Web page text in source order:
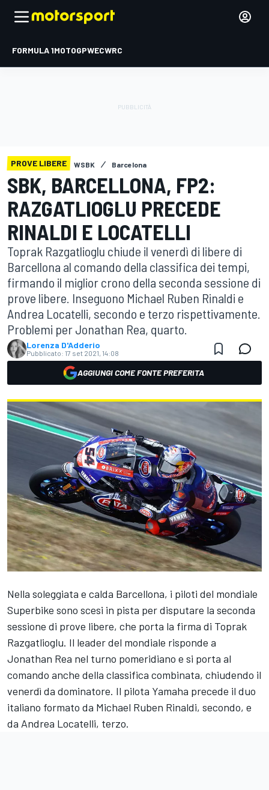
FORMULA 1MOTOGPWECWRC
PROVE LIBERE WSBK Barcelona
SBK, BARCELLONA, FP2:
RAZGATLIOGLU PRECEDE
RINALDI E LOCATELLI
Toprak Razgatlioglu chiude il venerdì di libere di
Barcellona al comando della classifica dei tempi,
firmando il miglior crono della seconda sessione di
prove libere. Inseguono Michael Ruben Rinaldi e
Andrea Locatelli, secondo e terzo rispettivamente.
Problemi per Jonathan Rea, quarto.
Lorenza D'Adderio
Pubblicato: 17 set 2021, 14:08
AGGIUNGI COME FONTE PREFERITA
Nella soleggiata e calda Barcellona, i piloti del mondiale
Superbike sono scesi in pista per disputare la seconda
sessione di prove libere, che porta la firma di Toprak
Razgatlioglu. Il leader del mondiale risponde a
Jonathan Rea nel turno pomeridiano e si porta al
comando anche della classifica combinata, chiudendo il
venerdì da dominatore. Il pilota Yamaha precede il duo
italiano formato da Michael Ruben Rinaldi, secondo, e
da Andrea Locatelli, terzo.